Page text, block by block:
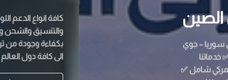
كافة انواع الدعم اللوجستي والمتابعة
والتنسيق والشحن والتجارة لنقل بضائعكم
بكفاءة وجودة من تركيا الى سوريا ومن تركيا
الى كافة دول العالم .